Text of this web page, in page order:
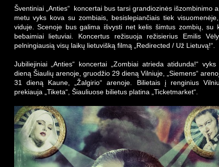
Šventiniai „Anties“ koncertai bus tarsi grandiozinės išzombinimo
metu vyks kova su zombiais, besislepiančiais tiek
viduje. Scenoje bus galima išvysti net kelis šimtus zombių, su
bebaimiai lietuviai. Koncertus režisuoja režisierius Emilis
pelningiausią visų laikų lietuvišką filmą „Redirected / Už Lietuvą!“.
Jubiliejiniai „Anties“ koncertai „Zombiai atrieda atidunda!“
dieną Šiaulių arenoje, gruodžio 29 dieną Vilniuje, „Siemens“
31 dieną Kaune, „Žalgirio“ arenoje. Bilietais į renginius
prekiauja „Tiketa“, Šiauliuose bilietus platina „Ticketmarket“.